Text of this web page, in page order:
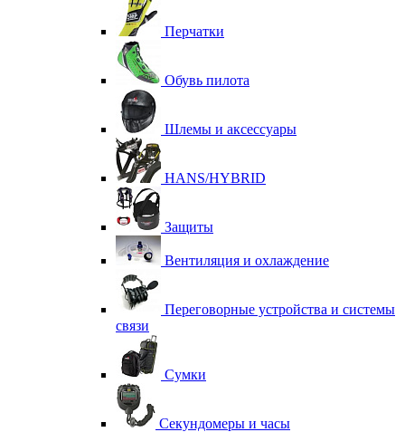
Перчатки
Обувь пилота
Шлемы и аксессуары
HANS/HYBRID
Защиты
Вентиляция и охлаждение
Переговорные устройства и системы
связи
Сумки
Секундомеры и часы